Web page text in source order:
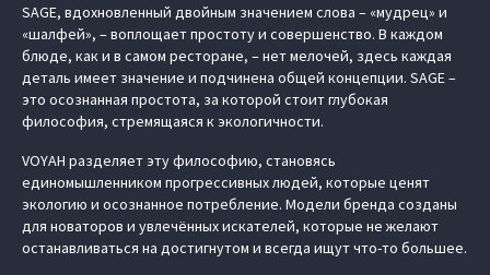
SAGE, вдохновленный двойным значением слова – «мудрец» и
«шалфей», – воплощает простоту и совершенство. В каждом
блюде, как и в самом ресторане, – нет мелочей, здесь каждая
деталь имеет значение и подчинена общей концепции. SAGE –
это осознанная простота, за которой стоит глубокая
философия, стремящаяся к экологичности.
VOYAH разделяет эту философию, становясь
единомышленником прогрессивных людей, которые ценят
экологию и осознанное потребление. Модели бренда созданы
для новаторов и увлечённых искателей, которые не желают
останавливаться на достигнутом и всегда ищут что-то большее.